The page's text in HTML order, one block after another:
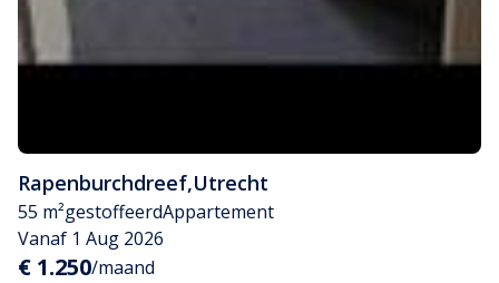
Rapenburchdreef,Utrecht
55 m²gestoffeerdAppartement
Vanaf 1 Aug 2026
€ 1.250/maand